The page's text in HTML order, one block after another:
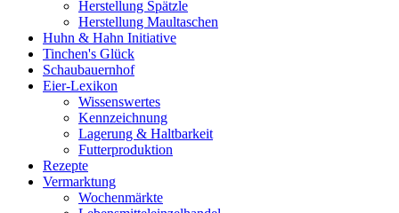
Herstellung Spätzle
Herstellung Maultaschen
Huhn & Hahn Initiative
Tinchen's Glück
Schaubauernhof
Eier-Lexikon
Wissenswertes
Kennzeichnung
Lagerung & Haltbarkeit
Futterproduktion
Rezepte
Vermarktung
Wochenmärkte